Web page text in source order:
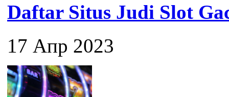
Daftar Situs Judi Slot
17 Апр 2023